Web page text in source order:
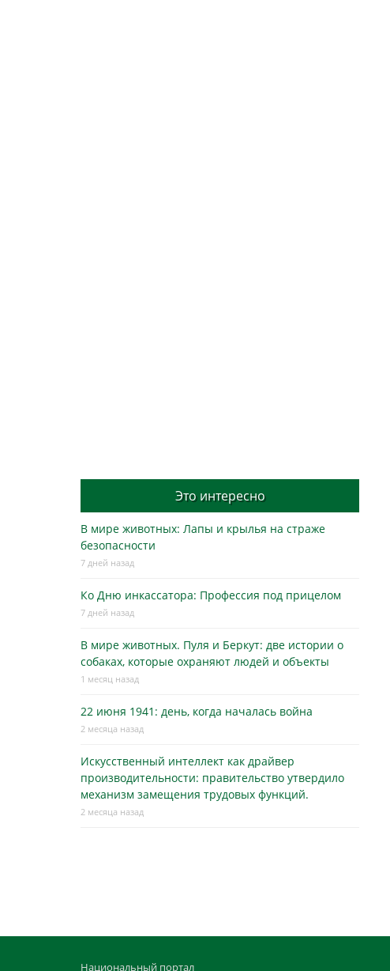
Это интересно
В мире животных: Лапы и крылья на страже
безопасности
7 дней назад
Ко Дню инкассатора: Профессия под прицелом
7 дней назад
В мире животных. Пуля и Беркут: две истории о
собаках, которые охраняют людей и объекты
1 месяц назад
22 июня 1941: день, когда началась война
2 месяца назад
Искусственный интеллект как драйвер
производительности: правительство утвердило
механизм замещения трудовых функций.
2 месяца назад
Национальный портал